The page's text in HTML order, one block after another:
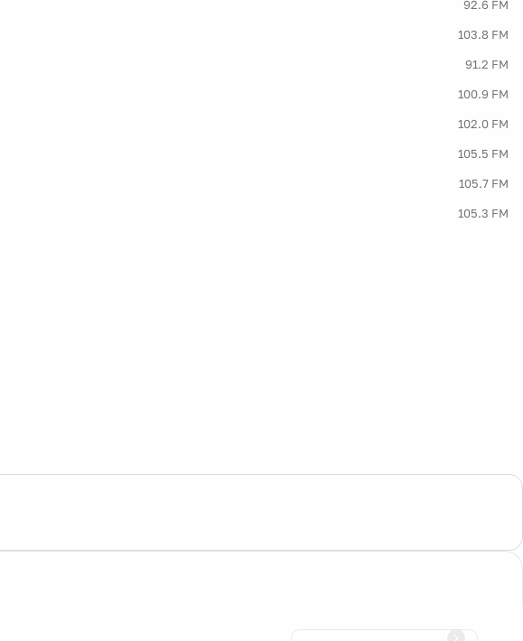
92.6 FM
103.8 FM
91.2 FM
100.9 FM
102.0 FM
105.5 FM
105.7 FM
105.3 FM